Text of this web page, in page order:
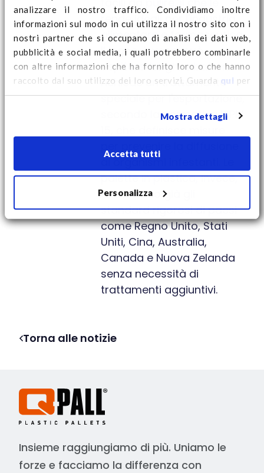
analizzare il nostro traffico. Condividiamo inoltre
informazioni sul modo in cui utilizza il nostro sito con i
nostri partner che si occupano di analisi dei dati web,
pubblicità e social media, i quali potrebbero combinarle
con altre informazioni che ha fornito loro o che hanno
raccolto dal suo utilizzo dei loro servizi. Guarda qui per
ulteriori informazioni sui cookie e per modificare il tuo
Mostra dettagli
Accetta tutti
Personalizza
rende ideali per l'industria
alimentare e farmaceutica.
Il legno, invece, può
ospitare funghi e batteri e
richiede un trattamento
speciale per l'esportazione,
secondo la normativa ISPM
di organismi infestanti. Le
palette in plastica, invece,
soddisfano già gli
standard rigorosi di paesi
come Regno Unito, Stati
Uniti, Cina, Australia,
Canada e Nuova Zelanda
senza necessità di
trattamenti aggiuntivi.
Torna alle notizie
Insieme raggiungiamo di più. Uniamo le
forze e facciamo la differenza con